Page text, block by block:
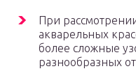
При
акварельных
более сложные
разнообразных